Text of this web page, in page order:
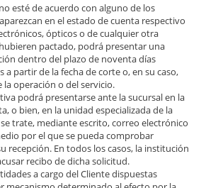
esté de acuerdo con alguno de los
en el estado de cuenta respectivo
ópticos o de cualquier otra
pactado, podrá presentar una
dentro del plazo de noventa días
a partir de la fecha de corte o, en su caso,
la operación o del servicio.
podrá presentarse ante la sucursal en la
o bien, en la unidad especializada de la
trate, mediante escrito, correo electrónico
por el que se pueda comprobar
recepción. En todos los casos, la institución
recibo de dicha solicitud.
a cargo del Cliente dispuestas